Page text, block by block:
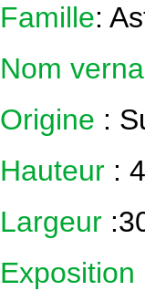
Famille:
Nom
Origine :
Hauteur : 4
Largeur
Exposition